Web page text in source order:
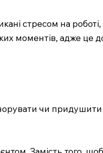
стресом на
моментів, адже це
чи придушити